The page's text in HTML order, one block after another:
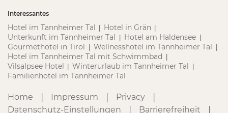
Interessantes
Hotel im Tannheimer Tal | Hotel in Grän |
Unterkunft im Tannheimer Tal | Hotel am Haldensee |
Gourmethotel in Tirol | Wellnesshotel im Tannheimer Tal |
Hotel im Tannheimer Tal mit Schwimmbad |
Vilsalpsee Hotel | Winterurlaub im Tannheimer Tal |
Familienhotel im Tannheimer Tal
Home | Impressum | Privacy |
Datenschutz-Einstellungen | Barrierefreiheit |